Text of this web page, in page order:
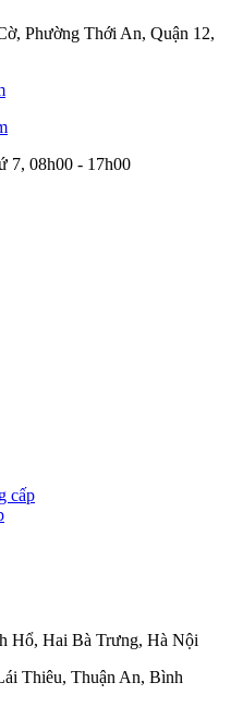
Phường Thới An, Quận 12,
7, 08h00 - 17h00
cấp
Hổ, Hai Bà Trưng, Hà Nội
Thiêu, Thuận An, Bình